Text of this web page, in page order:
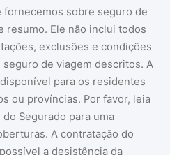
fornecemos sobre seguro de
resumo. Ele não inclui todos
exclusões e condições
de viagem descritos. A
para os residentes
ou províncias. Por favor, leia
Segurado para uma
A contratação do
a desistência da